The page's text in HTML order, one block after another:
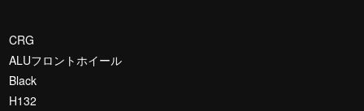
CRG
ALUフロントホイール
Black
H132